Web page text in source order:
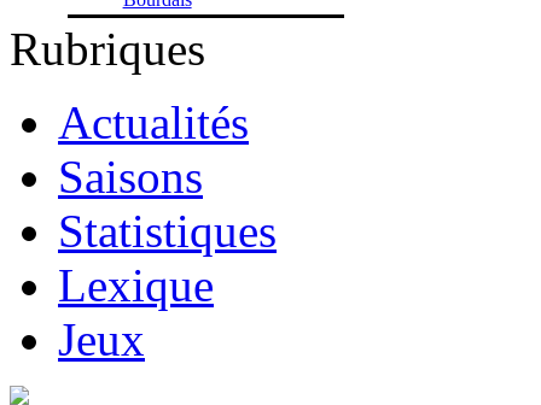
Rubriques
Actualités
Saisons
Statistiques
Lexique
Jeux